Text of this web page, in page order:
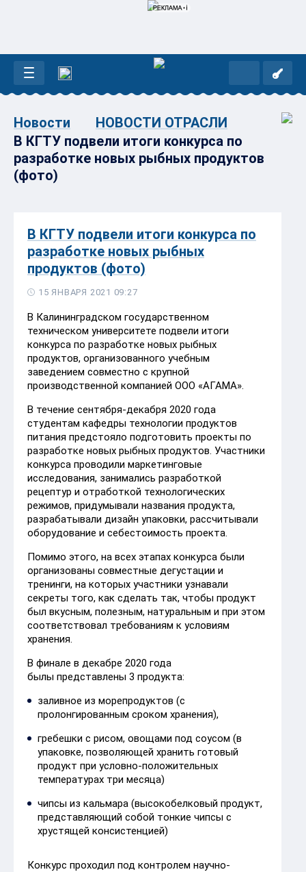
Новости
НОВОСТИ ОТРАСЛИ
В КГТУ подвели итоги конкурса по
разработке новых рыбных продуктов
(фото)
В КГТУ подвели итоги конкурса по
разработке новых рыбных
продуктов (фото)
15 ЯНВАРЯ 2021 09:27
В Калининградском государственном
техническом университете подвели итоги
конкурса по разработке новых рыбных
продуктов, организованного учебным
заведением совместно с крупной
производственной компанией ООО «АГАМА».
В течение сентября-декабря 2020 года
студентам кафедры технологии продуктов
питания предстояло подготовить проекты по
разработке новых рыбных продуктов. Участники
конкурса проводили маркетинговые
исследования, занимались разработкой
рецептур и отработкой технологических
режимов, придумывали названия продукта,
разрабатывали дизайн упаковки, рассчитывали
оборудование и себестоимость проекта.
Помимо этого, на всех этапах конкурса были
организованы совместные дегустации и
тренинги, на которых участники узнавали
секреты того, как сделать так, чтобы продукт
был вкусным, полезным, натуральным и при этом
соответствовал требованиям к условиям
хранения.
В финале в декабре 2020 года
былы представлены 3 продукта:
заливное из морепродуктов (с
пролонгированным сроком хранения),
гребешки с рисом, овощами под соусом (в
упаковке, позволяющей хранить готовый
продукт при условно-положительных
температурах три месяца)
чипсы из кальмара (высокобелковый продукт,
представляющий собой тонкие чипсы с
хрустящей консистенцией)
Конкурс проходил под контролем научно-